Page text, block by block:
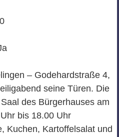
– Godehardstraße 4,
seine Türen. Die
des Bürgerhauses am
bis 18.00 Uhr
Kuchen, Kartoffelsalat und